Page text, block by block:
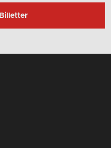
Billetter